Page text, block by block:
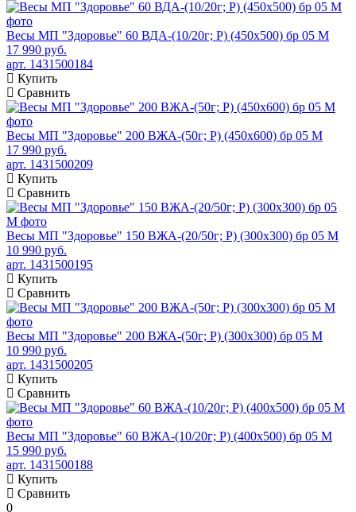
Весы МП "Здоровье" 60 ВДА-(10/20г; Р) (450х500) бр 05 М
17 990 руб.
арт. 1431500184
Купить
Сравнить
Весы МП "Здоровье" 200 ВЖА-(50г; Р) (450х600) бр 05 М
17 990 руб.
арт. 1431500209
Купить
Сравнить
Весы МП "Здоровье" 150 ВЖА-(20/50г; Р) (300х300) бр 05 М
10 990 руб.
арт. 1431500195
Купить
Сравнить
Весы МП "Здоровье" 200 ВЖА-(50г; Р) (300х300) бр 05 М
10 990 руб.
арт. 1431500205
Купить
Сравнить
Весы МП "Здоровье" 60 ВЖА-(10/20г; Р) (400х500) бр 05 М
15 990 руб.
арт. 1431500188
Купить
Сравнить
0